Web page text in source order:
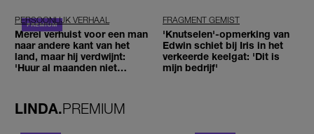
PERSOONLIJK VERHAAL
Merel verhuist voor een man
naar andere kant van het
land, maar hij verdwijnt:
'Huur al maanden niet
FRAGMENT GEMIST
'Knutselen'-opmerking van
Edwin schiet bij Iris in het
verkeerde keelgat: 'Dit is
mijn bedrijf'
LINDA.PREMIUM